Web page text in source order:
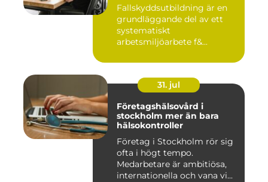
Fallskyddsutbildning är en
grundläggande del av ett
systematiskt
arbetsmiljöarbete f&...
31. jul
Företagshälsovård i
stockholm mer än bara
hälsokontroller
Företag i Stockholm rör sig
ofta i högt tempo.
Medarbetare är ambitiösa,
internationella och vana vi...